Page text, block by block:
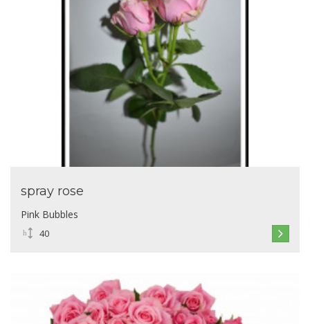
spray rose
Pink Bubbles
40